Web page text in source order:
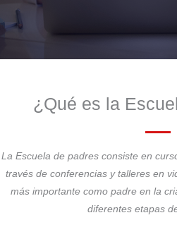
¿Qué es la
La Escuela de padres consiste en
través de conferencias y talleres en
más importante como padre en la
diferentes etapas